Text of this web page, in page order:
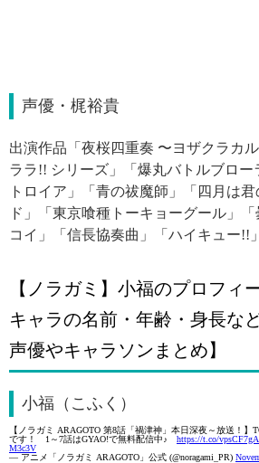
声優・梶裕貴
出演作品「夜桜四重奏 〜ヨザクラカ
ララ!! シリーズ」「爆丸バトルブロー
トロイア」「青の祓魔師」「四月は
ド」「東京喰種トーキョーグール」
コイ」「信長協奏曲」「ハイキュー!!
【ノラガミ】小福のプロフィ
キャラの名前・年齢・身長な
声優やキャラソンまとめ】
小福（こふく）
【ノラガミ ARAGOTO 第8話「禍津神」本日深夜～放送！】
です！ 1～7話はGYAO!で無料配信中♪ https://t.co/
M3c3V
— アニメ「ノラガミ ARAGOTO」公式 (@noragami_PR)